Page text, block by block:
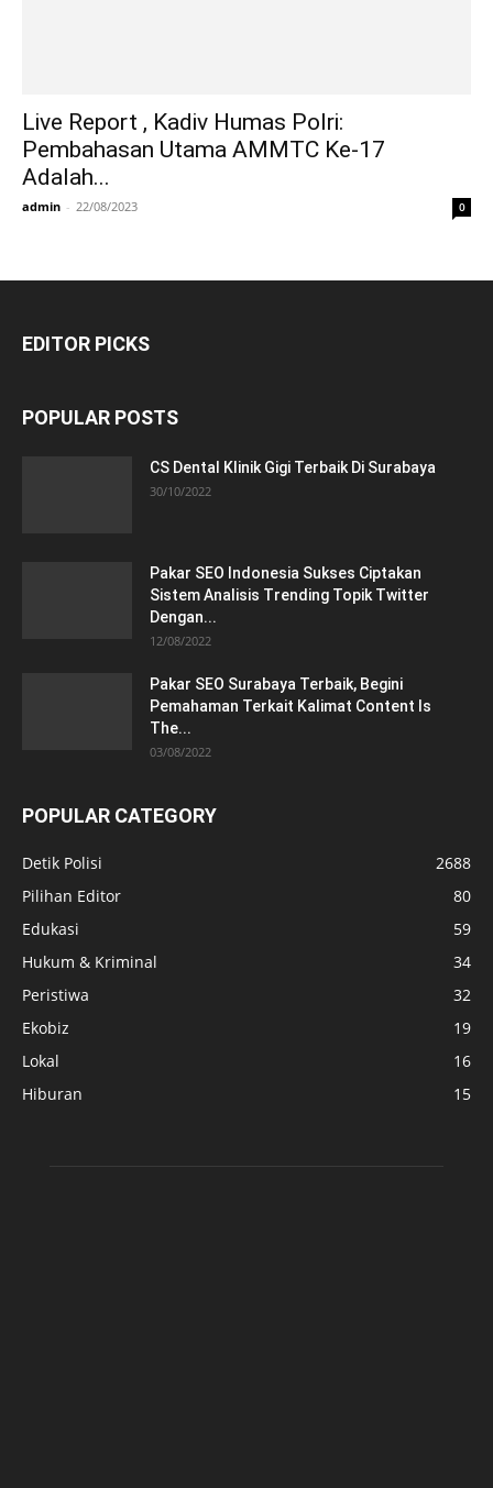
Live Report , Kadiv Humas Polri:
Pembahasan Utama AMMTC Ke-17
Adalah...
admin - 22/08/2023 0
EDITOR PICKS
POPULAR POSTS
CS Dental Klinik Gigi Terbaik Di Surabaya
30/10/2022
Pakar SEO Indonesia Sukses Ciptakan
Sistem Analisis Trending Topik Twitter
Dengan...
12/08/2022
Pakar SEO Surabaya Terbaik, Begini
Pemahaman Terkait Kalimat Content Is
The...
03/08/2022
POPULAR CATEGORY
Detik Polisi
2688
Pilihan Editor
80
Edukasi
59
Hukum & Kriminal
34
Peristiwa
32
Ekobiz
19
Lokal
16
Hiburan
15